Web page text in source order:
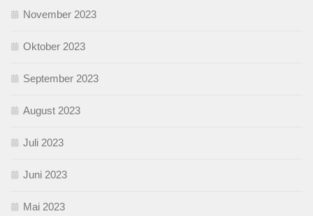
November 2023
Oktober 2023
September 2023
August 2023
Juli 2023
Juni 2023
Mai 2023